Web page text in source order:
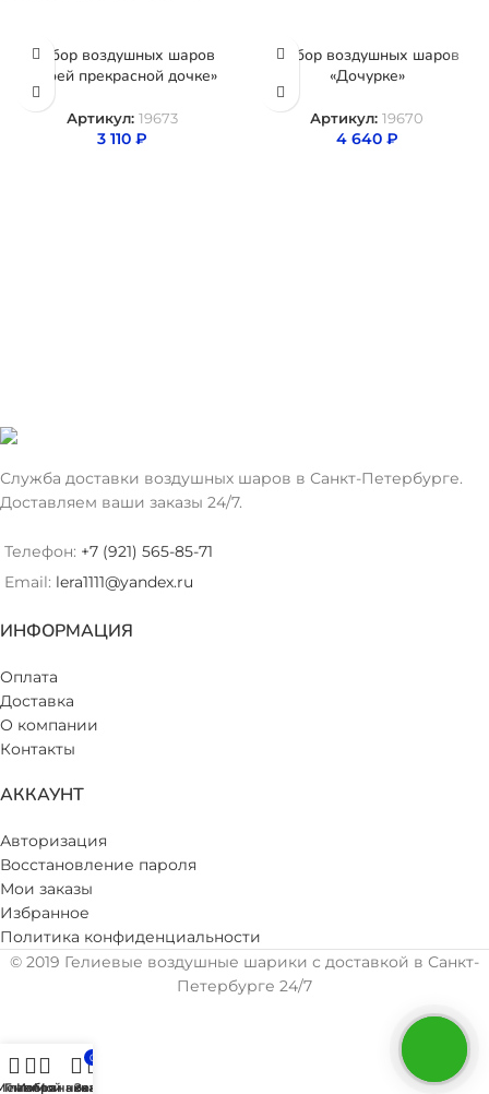
Набор воздушных шаров
«Моей прекрасной дочке»
Артикул: 19673
3 110 ₽
Набор воздушных шаров
«Дочурке»
Артикул: 19670
4 640 ₽
Служба доставки воздушных шаров в Санкт-Петербурге.
Доставляем ваши заказы 24/7.
Телефон: +7 (921) 565-85-71
Email: lera1111@yandex.ru
ИНФОРМАЦИЯ
Оплата
Доставка
О компании
Контакты
АККАУНТ
Авторизация
Восстановление пароля
Мои заказы
Избранное
Политика конфиденциальности
© 2019 Гелиевые воздушные шарики с доставкой в Санкт-
Петербурге 24/7
Главная
Избранное
Мой аккаунт
0
Заказ